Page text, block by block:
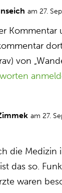
am 27.
Kommentar
von
am 27.
die Medizin
das so.
waren